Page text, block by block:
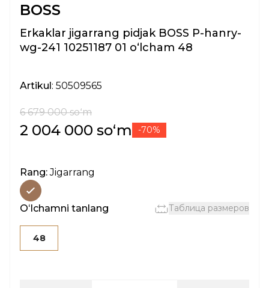
BOSS
Erkaklar jigarrang pidjak BOSS P-hanry-
wg-241 10251187 01 oʻlcham 48
Artikul: 50509565
6 679 000 soʻm
2 004 000 soʻm -70%
Rang:Jigarrang
Oʻlchamni tanlang Таблица размеров
48